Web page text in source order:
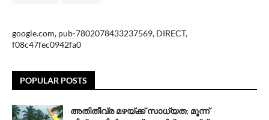
google.com, pub-7802078433237569, DIRECT,
f08c47fec0942fa0
POPULAR POSTS
അതിതീവ്ര മഴയ്ക്ക് സാധ്യത; മൂന്ന്